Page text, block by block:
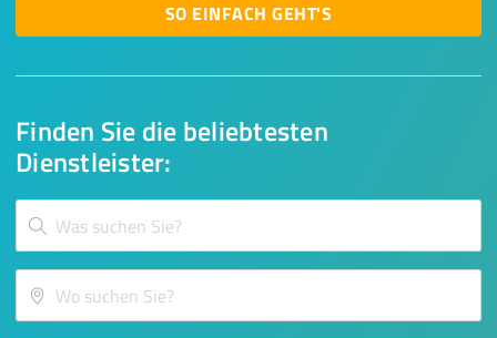
Finden Sie die beliebtesten
Dienstleister:
SO EINFACH GEHT'S